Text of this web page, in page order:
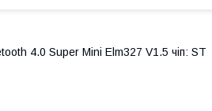
4.0 Super Mini Elm327 V1.5 чіп: ST